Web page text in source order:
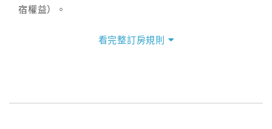
宿權益）。
四、訂單異動
看完整訂房規則